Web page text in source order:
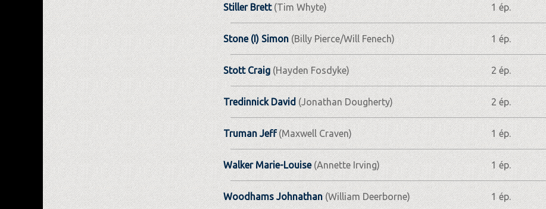
Stiller Brett(Tim Whyte) 1 ép.
Stone (I) Simon(Billy Pierce/Will Fenech) 1 ép.
Stott Craig(Hayden Fosdyke) 2 ép.
Tredinnick David (Jonathan Dougherty) 2 ép.
Truman Jeff(Maxwell Craven) 1 ép.
Walker Marie-Louise(Annette Irving) 1 ép.
Woodhams Johnathan(William Deerborne) 1 ép.